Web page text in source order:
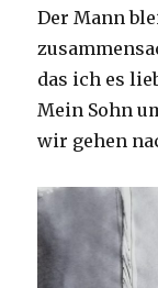
Der Mann
das ich es
Mein Sohn
wir gehen